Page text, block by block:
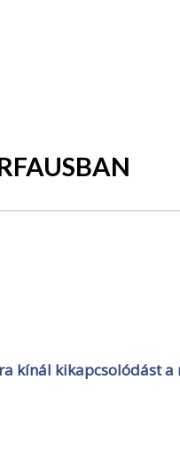
kínál kikapcsolódást